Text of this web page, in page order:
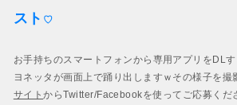
スト ♡
お手持ちのスマートフォンから専用アプリをDL
ヨネッタが画面上で踊り出しますｗその様子を撮
サイトからTwitter/Facebookを使ってご応募くだ